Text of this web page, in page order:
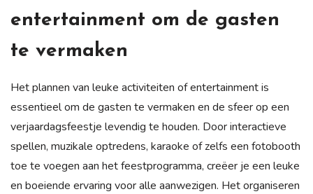
entertainment om de gasten
te vermaken
Het plannen van leuke activiteiten of entertainment is
essentieel om de gasten te vermaken en de sfeer op een
verjaardagsfeestje levendig te houden. Door interactieve
spellen, muzikale optredens, karaoke of zelfs een fotobooth
toe te voegen aan het feestprogramma, creëer je een leuke
en boeiende ervaring voor alle aanwezigen. Het organiseren